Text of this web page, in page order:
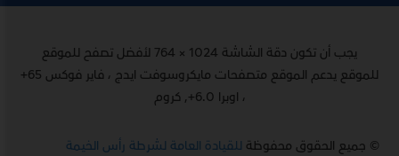
يجب أن تكون دقة الشاشة 1024 × 764 لأفضل تصفح للموقع
للموقع يدعم الموقع متصفحات مايكروسوفت ايدج ، فاير فوكس 65+
، اوبرا 6.0+, كروم
© جميع الحقوق محفوظةللقيادة العامة لشرطة رأس الخيمة